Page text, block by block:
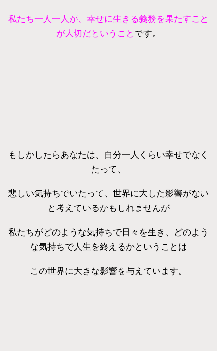
私たち一人一人が、幸せに生きる義務を果たすこと
が大切だということ です。
もしかしたらあなたは、自分一人くらい幸せでなく
たって、
悲しい気持ちでいたって、世界に大した影響がない
と考えているかもしれませんが
私たちがどのような気持ちで日々を生き、どのよう
な気持ちで人生を終えるかということは
この世界に大きな影響を与えています。